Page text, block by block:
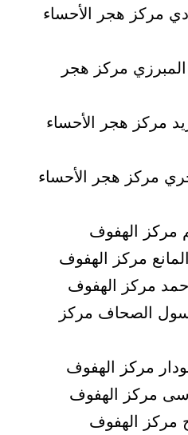
مركز هجر الأحساء
مركز هجر
مركز هجر الأحساء
مركز هجر الأحساء
مركز الهفوف
مركز الهفوف
مركز الهفوف
الصحاف مركز
مركز الهفوف
مركز الهفوف
مركز الهفوف